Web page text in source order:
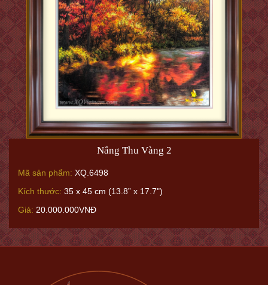
Nắng Thu Vàng 2
Mã sản phẩm: XQ.6498
Kích thước: 35 x 45 cm (13.8” x 17.7")
Giá: 20.000.000VNĐ